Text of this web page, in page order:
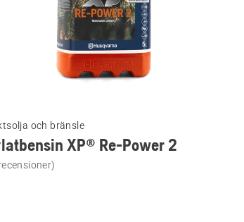
och bränsle
XP® Re-Power 2